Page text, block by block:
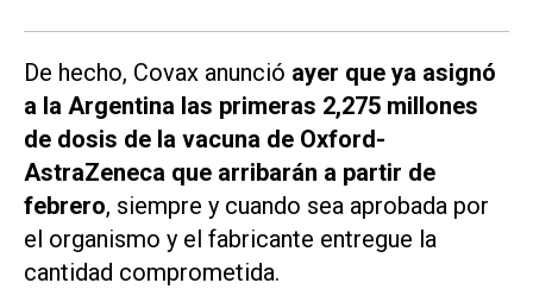
De hecho, Covax anunció ayer que ya asignó
a la Argentina las primeras 2,275 millones
de dosis de la vacuna de Oxford-
AstraZeneca que arribarán a partir de
febrero, siempre y cuando sea aprobada por
el organismo y el fabricante entregue la
cantidad comprometida.